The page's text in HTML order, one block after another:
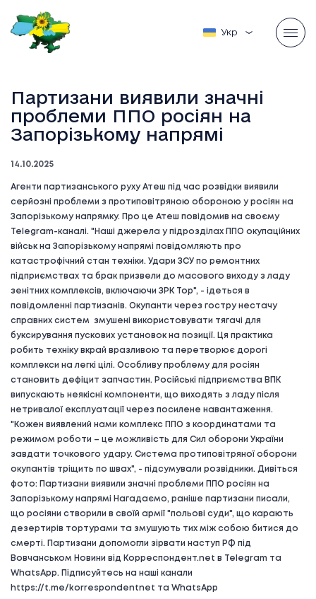
Українська
Партизани виявили значні
проблеми ППО росіян на
Запорізькому напрямі
14.10.2025
Агенти партизанського руху Атеш під час розвідки виявили
серйозні проблеми з протиповітряною обороною у росіян на
Запорізькому напрямку. Про це Атеш повідомив на своєму
Telegram-каналі. "Наші джерела у підрозділах ППО окупаційних
військ на Запорізькому напрямі повідомляють про
катастрофічний стан техніки. Удари ЗСУ по ремонтних
підприємствах та брак призвели до масового виходу з ладу
зенітних комплексів, включаючи ЗРК Тор", - ідеться в
повідомленні партизанів. Окупанти через гостру нестачу
справних систем змушені використовувати тягачі для
буксирування пускових установок на позиції. Ця практика
робить техніку вкрай вразливою та перетворює дорогі
комплекси на легкі цілі. Особливу проблему для росіян
становить дефіцит запчастин. Російські підприємства ВПК
випускають неякісні компоненти, що виходять з ладу після
нетривалої експлуатації через посилене навантаження.
"Кожен виявлений нами комплекс ППО з координатами та
режимом роботи – це можливість для Сил оборони України
завдати точкового удару. Система протиповітряної оборони
окупантів тріщить по швах", - підсумували розвідники. Дивіться
фото: Партизани виявили значні проблеми ППО росіян на
Запорізькому напрямі Нагадаємо, раніше партизани писали,
що росіяни створили в своїй армії "польові суди", що карають
дезертирів тортурами та змушують тих між собою битися до
смерті. Партизани допомогли зірвати наступ РФ під
Вовчанськом Новини від Корреспондент.net в Telegram та
WhatsApp. Підписуйтесь на наші канали
https://t.me/korrespondentnet та WhatsApp